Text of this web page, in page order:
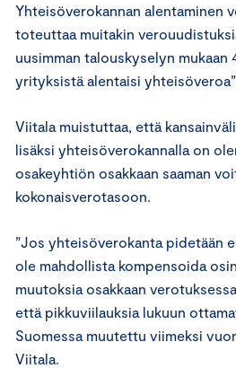
Yhteisöverokannan alentaminen
toteuttaa muitakin
uusimman talouskyselyn mukaan
yrityksistä alentaisi
Viitala muistuttaa, että
lisäksi yhteisöverokannalla on
osakeyhtiön osakkaan saaman
kokonaisverotasoon.
”Jos yhteisöverokanta pidetään
ole mahdollista kompensoida
muutoksia osakkaan
että pikkuviilauksia lukuun
Suomessa muutettu viimeksi
Viitala.